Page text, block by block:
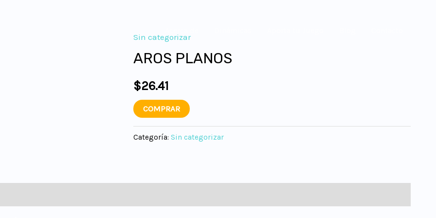
Sin categorizar
AROS PLANOS
$26.41
COMPRAR
Categoría: Sin categorizar